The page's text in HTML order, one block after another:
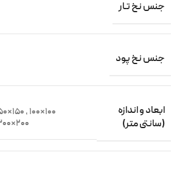
جنس نخ تـار
جنس نخ پود
ابعاد و اندازه
(سانتی متر)
100×100
,
150×150
200×300